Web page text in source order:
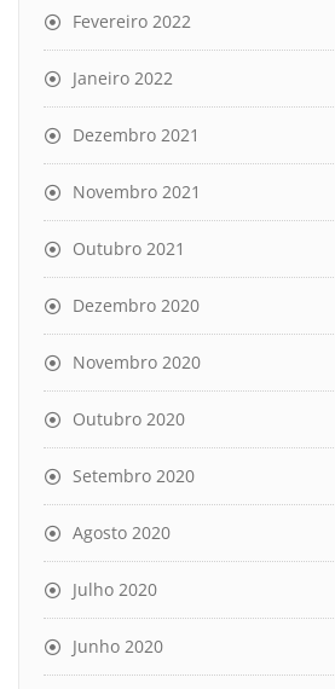
Fevereiro 2022
Janeiro 2022
Dezembro 2021
Novembro 2021
Outubro 2021
Dezembro 2020
Novembro 2020
Outubro 2020
Setembro 2020
Agosto 2020
Julho 2020
Junho 2020